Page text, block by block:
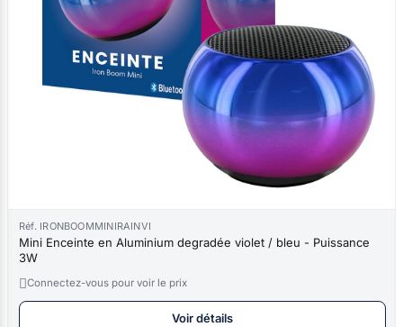
Réf. IRONBOOMMINIRAINVI
Mini Enceinte en Aluminium degradée violet / bleu - Puissance
3W
Connectez-vous pour voir le prix
Voir détails